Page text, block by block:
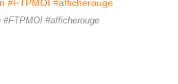
#FTPMOI #afficherouge